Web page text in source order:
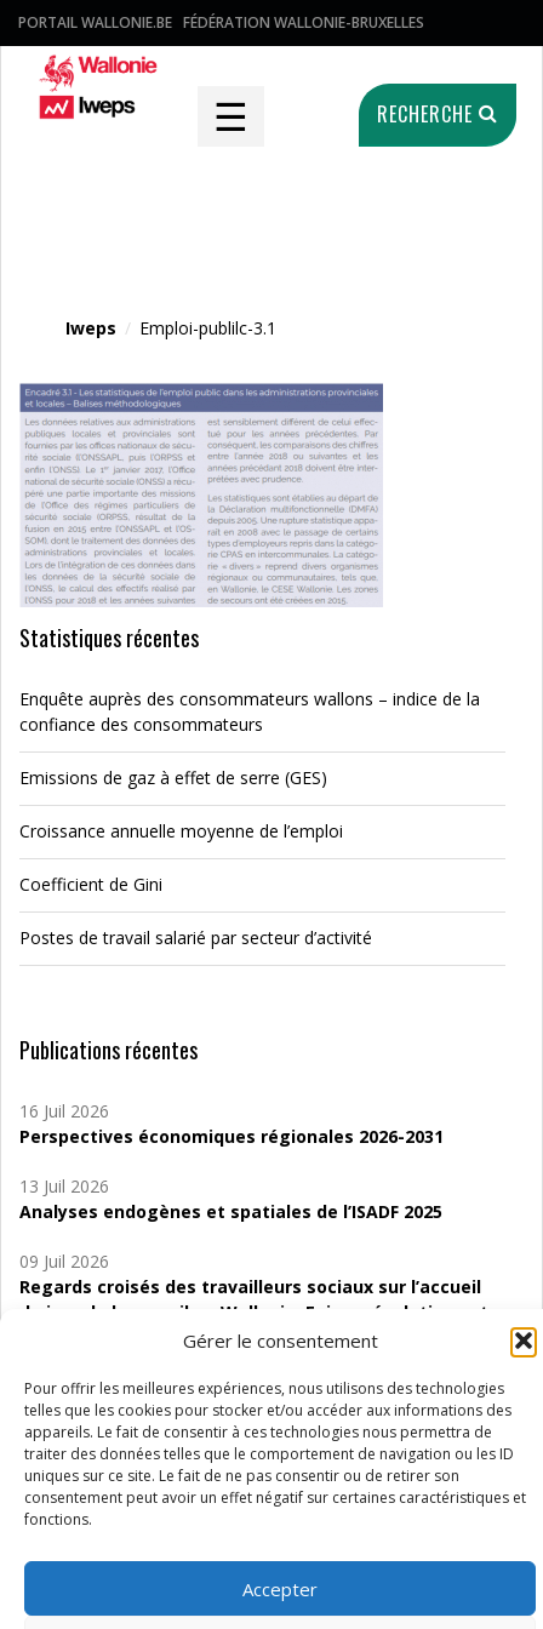
Gérer le consentement
Pour offrir les meilleures expériences, nous utilisons des technologies
telles que les cookies pour stocker et/ou accéder aux informations des
appareils. Le fait de consentir à ces technologies nous permettra de
traiter des données telles que le comportement de navigation ou les ID
uniques sur ce site. Le fait de ne pas consentir ou de retirer son
consentement peut avoir un effet négatif sur certaines caractéristiques et
fonctions.
Accepter
PORTAIL WALLONIE.BE FÉDÉRATION WALLONIE-BRUXELLES
☰ RECHERCHE
Iweps / Emploi-publilc-3.1
Statistiques récentes
Enquête auprès des consommateurs wallons – indice de la
confiance des consommateurs
Emissions de gaz à effet de serre (GES)
Croissance annuelle moyenne de l’emploi
Coefficient de Gini
Postes de travail salarié par secteur d’activité
Publications récentes
16 Juil 2026
Perspectives économiques régionales 2026-2031
13 Juil 2026
Analyses endogènes et spatiales de l’ISADF 2025
09 Juil 2026
Regards croisés des travailleurs sociaux sur l’accueil
de jour de bas seuil en Wallonie. Enjeux, évolutions et
06 Juil 2026
Étude d’évaluabilité des Structures
d’accompagnement à l’autocréation d’emploi (SAACE)
01 Juil 2026
Pénurie du personnel infirmier :quels indicateurs
Wallonie ?